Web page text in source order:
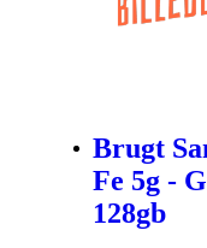
Brugt
Fe 5g -
128gb